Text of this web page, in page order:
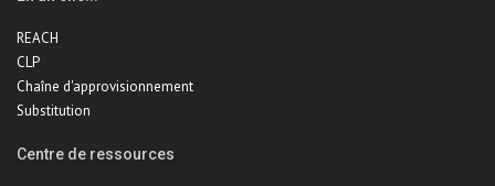
REACH
CLP
Chaîne d'approvisionnement
Substitution
Centre de ressources